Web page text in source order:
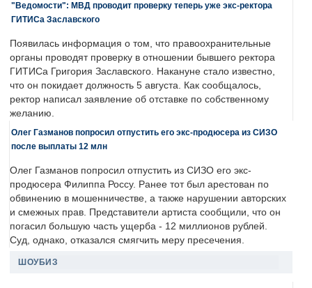
"Ведомости": МВД проводит проверку теперь уже экс-ректора
ГИТИСа Заславского
Появилась информация о том, что правоохранительные
органы проводят проверку в отношении бывшего ректора
ГИТИСа Григория Заславского. Накануне стало известно,
что он покидает должность 5 августа. Как сообщалось,
ректор написал заявление об отставке по собственному
желанию.
Олег Газманов попросил отпустить его экс-продюсера из СИЗО
после выплаты 12 млн
Олег Газманов попросил отпустить из СИЗО его экс-
продюсера Филиппа Россу. Ранее тот был арестован по
обвинению в мошенничестве, а также нарушении авторских
и смежных прав. Представители артиста сообщили, что он
погасил большую часть ущерба - 12 миллионов рублей.
Суд, однако, отказался смягчить меру пресечения.
ШОУБИЗ